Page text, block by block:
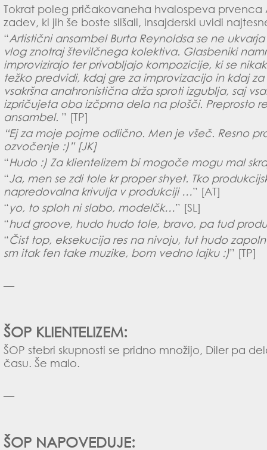
Tokrat poleg pričakovaneha hvalospeva prvenca
zadev, ki jih še boste slišali, insajderski uvidi
“Artistični ansambel Burta Reynoldsa se ne
vlog znotraj številčnega kolektiva. Glasbeniki
improvizirajo ter privabljajo kompozicije, ki se
težko predvidi, kdaj gre za improvizacijo in kdaj
vsakršna anahronistična drža sproti izgublja, saj
izpričujeta oba izčprna dela na plošči. Preprosto
ansambel. ” [TP]
“Ej za moje pojme odlično. Men je všeč. Resno
ozvočenje :)” [JK]
“Hudo :) Za klientelizem bi mogoče mogu mal
“Ja, men se zdi tole kr proper shyet. Tko
napredovalna krivulja v produkciji …” [AT]
“yo, to sploh ni slabo, modelčk…” [SL]
“hud groove, hudo hudo tole, bravo, pa tud
“Čist top, eksekucija res na nivoju, tut hudo
sm itak fen take muzike, bom vedno lajku :)” [TP]
—
ŠOP KLIENTELIZEM:
ŠOP stebri skupnosti se pridno množijo, Diler pa
času. Še malo.
—
ŠOP NAPOVEDUJE: